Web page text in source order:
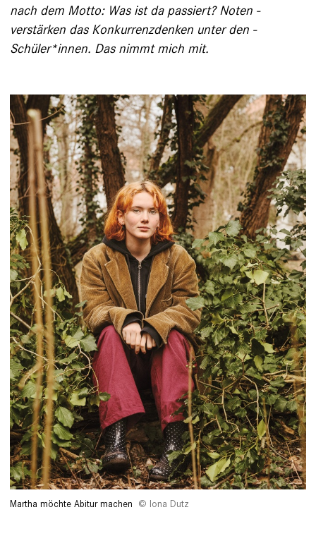
nach dem Motto: Was ist da passiert? Noten ­
verstärken das Konkurrenzdenken unter den ­
Schüler*innen. Das nimmt mich mit.
Martha möchte Abitur machen Iona Dutz